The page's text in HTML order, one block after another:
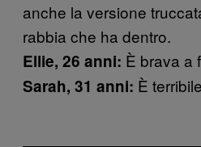
anche la versione
rabbia che ha dentro.
Ellie, 26 anni: È brava a
Sarah, 31 anni: È